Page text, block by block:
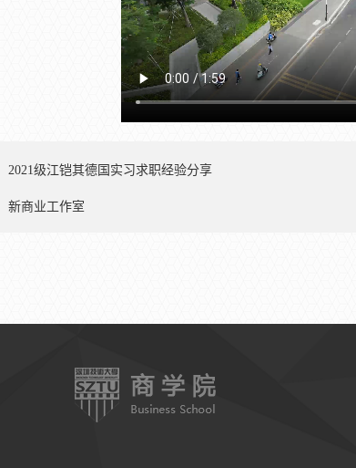
2021级江铠其德国实习求职经验分享
新商业工作室